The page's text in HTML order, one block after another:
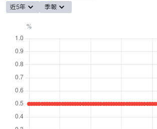
近5年 季報